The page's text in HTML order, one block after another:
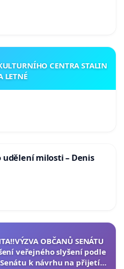
CENTRA STALIN
LETNÉ
milosti – Denis
OBČANŮ SENÁTU
veřejného slyšení podle
k návrhu na přijetí